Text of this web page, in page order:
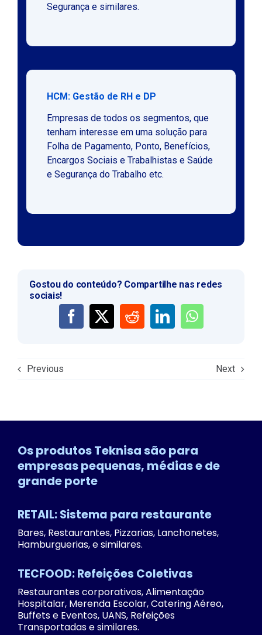
Segurança e similares.
HCM: Gestão de RH e DP
Empresas de todos os segmentos, que
tenham interesse em uma solução para
Folha de Pagamento, Ponto, Benefícios,
Encargos Sociais e Trabalhistas e Saúde
e Segurança do Trabalho etc.
Gostou do conteúdo? Compartilhe nas redes
sociais!
Previous Next
Os produtos Teknisa são para
empresas pequenas, médias e de
grande porte
RETAIL: Sistema para restaurante
Bares, Restaurantes, Pizzarias, Lanchonetes,
Hamburguerias, e similares.
TECFOOD: Refeições Coletivas
Restaurantes corporativos, Alimentação
Hospitalar, Merenda Escolar, Catering Aéreo,
Buffets e Eventos, UANS, Refeições
Transportadas e similares.